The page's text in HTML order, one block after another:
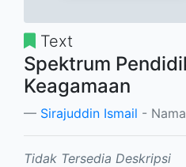
Text
Spektrum
Keagamaan
Sirajuddin Ismail -
Tidak Tersedia Deskripsi